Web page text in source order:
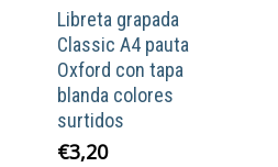
Libreta grapada
Classic A4 pauta
Oxford con tapa
blanda colores
surtidos
€3,20